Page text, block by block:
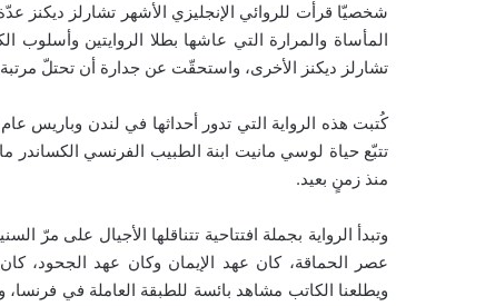
شخصيّا قرأت للروائي الإنجليزي الأشهر تشارلز ديكنز
المأساة والمرارة التي عاشها بطلا الروايتين
تشارلز ديكنز الأخرى، واستحقّت عن جدارة أن تحتلّ
منذ زمنٍ بعيد.
وتبدأ الرواية بجملة افتتاحية تتناقلها الأجيال على
عصر الحماقة، كان عهد الإيمان وكان عهد الجحود،
ويطلعنا الكاتب مشاهد بائسة للطبقة العاملة في فرنسا،